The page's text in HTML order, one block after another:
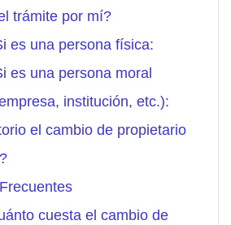
trámite por mí?
es una persona física:
es una persona moral
institución, etc.):
el cambio de propietario
cuesta el cambio de